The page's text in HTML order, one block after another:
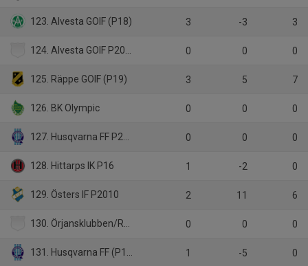
123. Alvesta GOIF (P18) 3 -3 3
124. Alvesta GOIF P2007 0 0 0
125. Räppe GOIF (P19) 3 5 7
126. BK Olympic 0 0 0
127. Husqvarna FF P2010 0 0 0
128. Hittarps IK P16 1 -2 0
129. Östers IF P2010 2 11 6
130. Örjansklubben/Ramkvilla IF 0 0 0
131. Husqvarna FF (P16) 1 -5 0